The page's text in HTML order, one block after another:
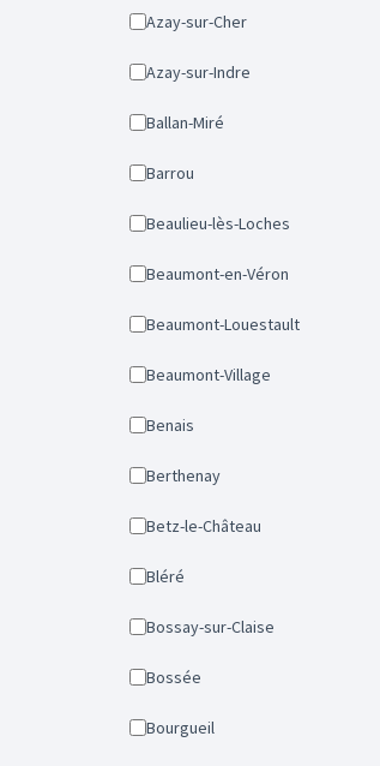
Azay-sur-Cher
Azay-sur-Indre
Ballan-Miré
Barrou
Beaulieu-lès-Loches
Beaumont-en-Véron
Beaumont-Louestault
Beaumont-Village
Benais
Berthenay
Betz-le-Château
Bléré
Bossay-sur-Claise
Bossée
Bourgueil